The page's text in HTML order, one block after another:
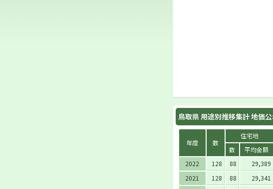
鳥取県 用途別推移集計 地価
年度 数
住宅地
数
平均金額
2022
128 88 29,389
2021
128 88 29,341